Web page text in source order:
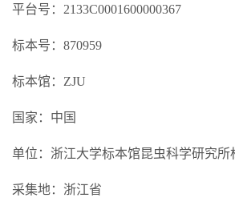
平台号：2133C0001600000367
标本号：870959
标本馆：ZJU
国家：中国
单位：浙江大学标本馆昆虫科学研究所
采集地：浙江省